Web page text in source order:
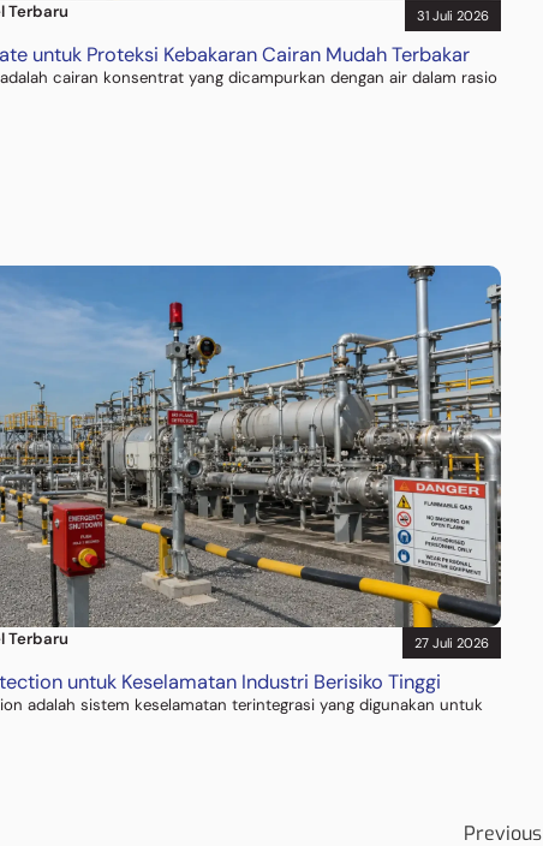
Terbaru 31 Juli 2026
untuk Proteksi Kebakaran Cairan Mudah Terbakar
cairan konsentrat yang dicampurkan dengan air dalam rasio
Terbaru 27 Juli 2026
untuk Keselamatan Industri Berisiko Tinggi
adalah sistem keselamatan terintegrasi yang digunakan untuk
Previous